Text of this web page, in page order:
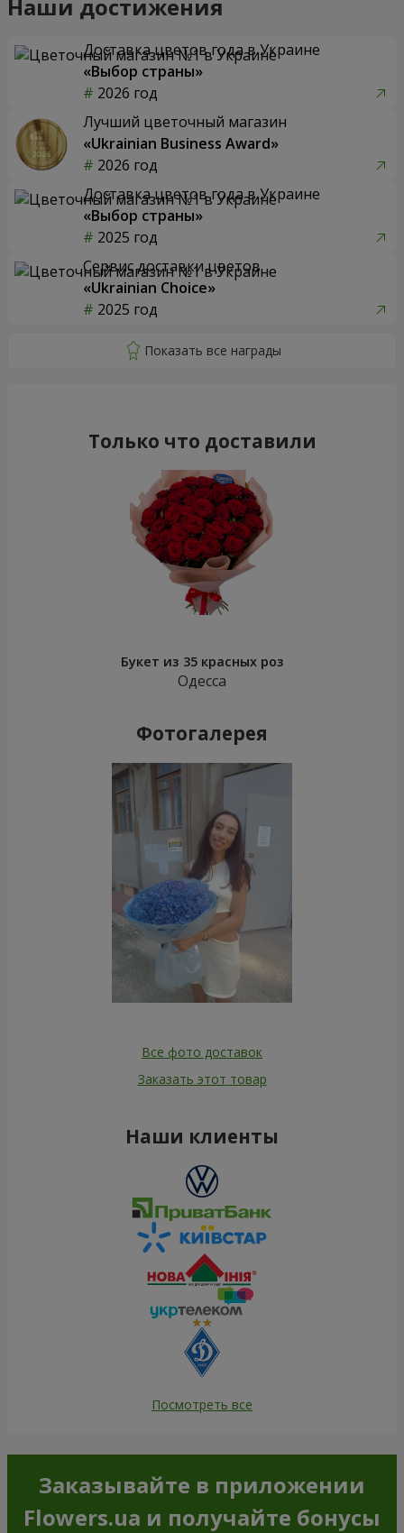
Наши достижения
Доставка цветов года в Украине
«Выбор страны»
2026 год
Лучший цветочный магазин
«Ukrainian Business Award»
2026 год
Доставка цветов года в Украине
«Выбор страны»
2025 год
Сервис доставки цветов
«Ukrainian Choice»
2025 год
Только что доставили
Букет из 35 красных роз
Одесса
Фотогалерея
Все фото доставок
Заказать этот товар
Наши клиенты
Посмотреть все
Заказывайте в приложении
Flowers.ua и получайте бонусы